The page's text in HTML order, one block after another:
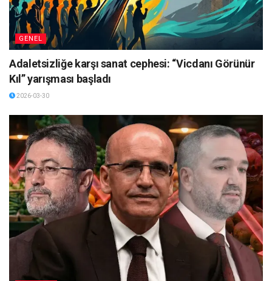
GENEL
Adaletsizliğe karşı sanat cephesi: “Vicdanı Görünür
Kıl” yarışması başladı
2026-03-30